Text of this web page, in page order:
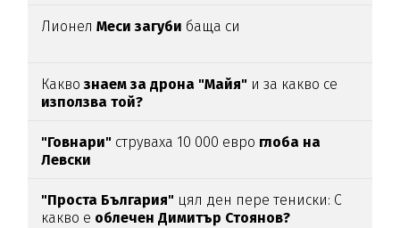
Лионел Меси загуби баща си
Каквознаем за дрона "Майя" и за какво се
използва той?
"Говнари" струваха 10 000 евро глоба на
Левски
"Проста България" цял ден пере тениски: С
какво е облечен Димитър Стоянов?